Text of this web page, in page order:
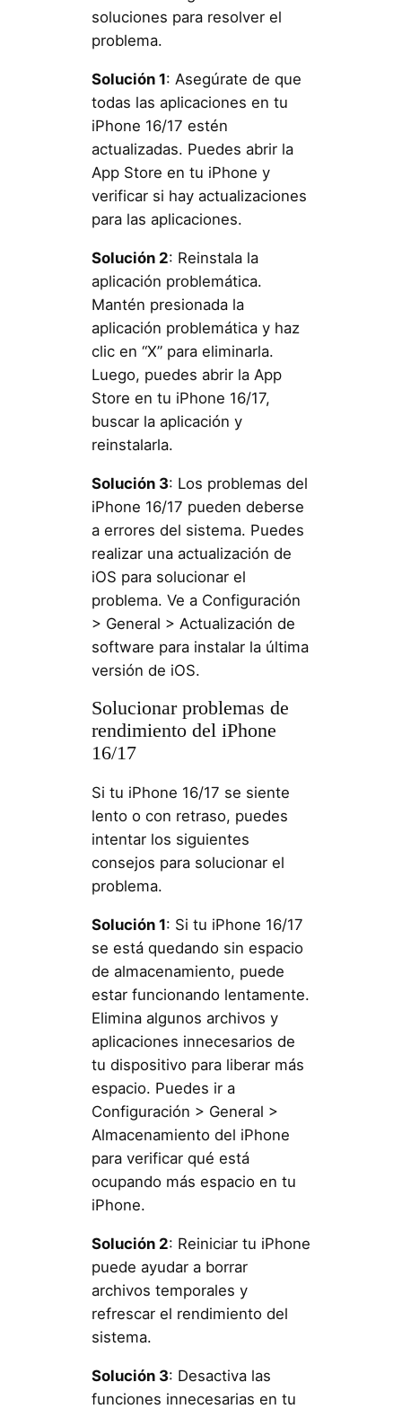
soluciones para resolver el
problema.
Solución 1: Asegúrate de que
todas las aplicaciones en tu
iPhone 16/17 estén
actualizadas. Puedes abrir la
App Store en tu iPhone y
verificar si hay actualizaciones
para las aplicaciones.
Solución 2: Reinstala la
aplicación problemática.
Mantén presionada la
aplicación problemática y haz
clic en “X” para eliminarla.
Luego, puedes abrir la App
Store en tu iPhone 16/17,
buscar la aplicación y
reinstalarla.
Solución 3: Los problemas del
iPhone 16/17 pueden deberse
a errores del sistema. Puedes
realizar una actualización de
iOS para solucionar el
problema. Ve a Configuración
> General > Actualización de
software para instalar la última
versión de iOS.
Solucionar problemas de
rendimiento del iPhone
16/17
Si tu iPhone 16/17 se siente
lento o con retraso, puedes
intentar los siguientes
consejos para solucionar el
problema.
Solución 1: Si tu iPhone 16/17
se está quedando sin espacio
de almacenamiento, puede
estar funcionando lentamente.
Elimina algunos archivos y
aplicaciones innecesarios de
tu dispositivo para liberar más
espacio. Puedes ir a
Configuración > General >
Almacenamiento del iPhone
para verificar qué está
ocupando más espacio en tu
iPhone.
Solución 2: Reiniciar tu iPhone
puede ayudar a borrar
archivos temporales y
refrescar el rendimiento del
sistema.
Solución 3: Desactiva las
funciones innecesarias en tu